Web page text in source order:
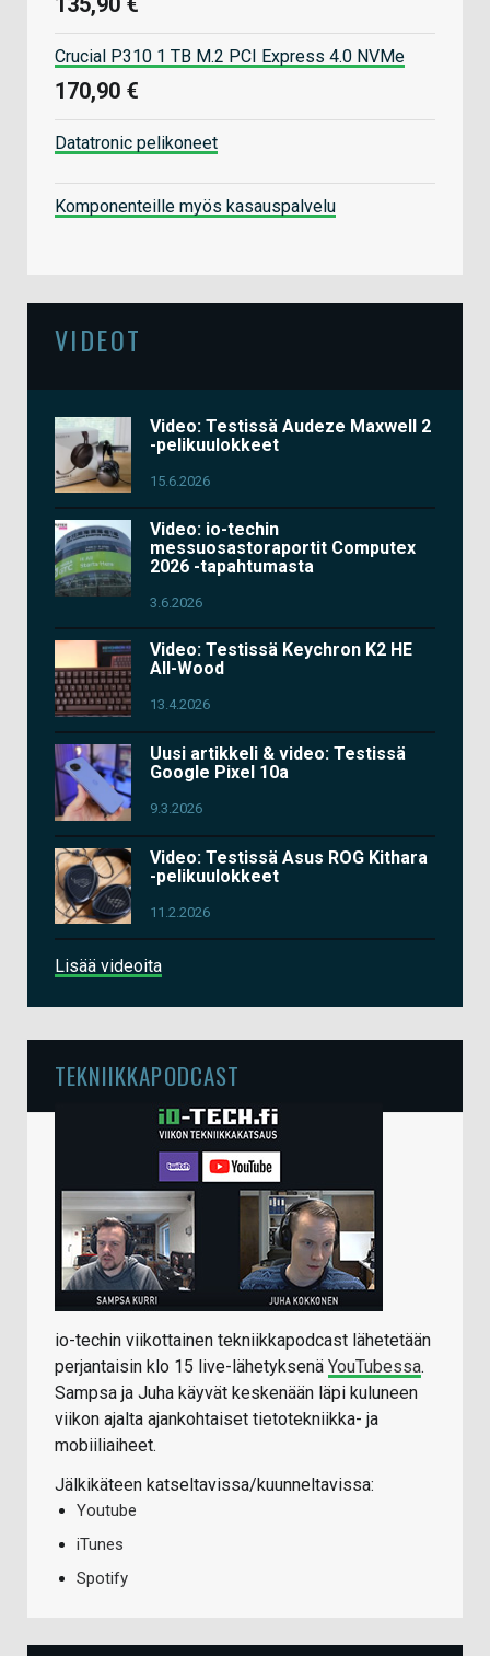
Crucial P310 1 TB M.2 PCI Express 4.0 NVMe
170,90 €
Datatronic pelikoneet
Komponenteille myös kasauspalvelu
VIDEOT
Video: Testissä Audeze Maxwell 2
-pelikuulokkeet
15.6.2026
Video: io-techin
messuosastoraportit Computex
2026 -tapahtumasta
3.6.2026
Video: Testissä Keychron K2 HE
All-Wood
13.4.2026
Uusi artikkeli & video: Testissä
Google Pixel 10a
9.3.2026
Video: Testissä Asus ROG Kithara
-pelikuulokkeet
11.2.2026
Lisää videoita
TEKNIIKKAPODCAST
io-techin viikottainen tekniikkapodcast lähetetään
perjantaisin klo 15 live-lähetyksenä YouTubessa.
Sampsa ja Juha käyvät keskenään läpi kuluneen
viikon ajalta ajankohtaiset tietotekniikka- ja
mobiiliaiheet.
Jälkikäteen katseltavissa/kuunneltavissa:
Youtube
iTunes
Spotify